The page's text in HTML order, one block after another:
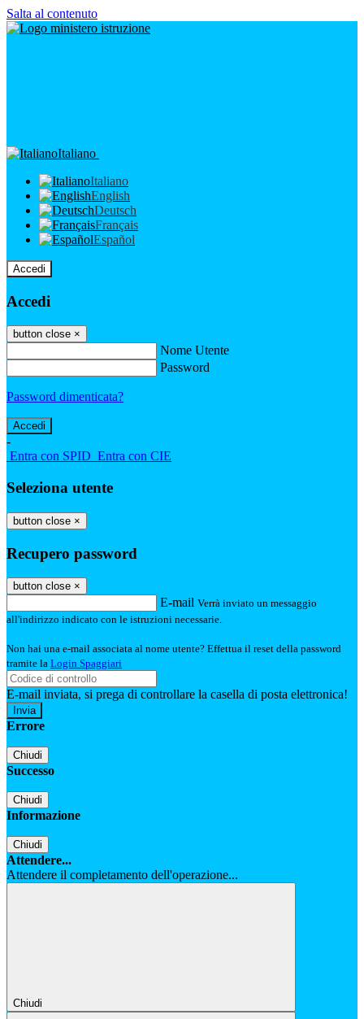
Salta al contenuto
Italiano
Italiano
English
Deutsch
Français
Español
Accedi
Accedi
button close ×
Nome Utente
Password
Password dimenticata?
-
Entra con SPID Entra con CIE
Seleziona utente
button close ×
Recupero password
button close ×
E-mail Verrà inviato un messaggio
all'indirizzo indicato con le istruzioni necessarie.
Non hai una e-mail associata al nome utente? Effettua il reset della password
tramite la Login Spaggiari
E-mail inviata, si prega di controllare la casella di posta elettronica!
Errore
Chiudi
Successo
Chiudi
Informazione
Chiudi
Attendere...
Attendere il completamento dell'operazione...
Chiudi